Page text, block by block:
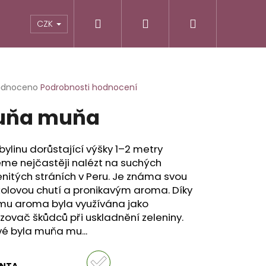
ALTERNATIVNÍ RECEPTURY
CZK Přihlášení
Podrobnosti hodnocení
muňa
dorůstající výšky 1–2 metry
nejčastěji nalézt na suchých
stráních v Peru. Je známa svou
chutí a pronikavým aroma. Díky
aroma byla využívána jako
škůdců při uskladnění zeleniny.
byla muňa mu...